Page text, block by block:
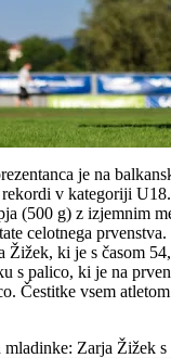
je na
v kategoriji
(500 g) z izjemnim
celotnega
Žižek, ki je s časom
s palico, ki je na
Čestitke vsem
Zarja Žižek